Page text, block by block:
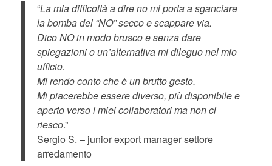
“La mia difficoltà a dire no mi porta a sganciare
la bomba del “NO” secco e scappare via.
Dico NO in modo brusco e senza dare
spiegazioni o un’alternativa mi dileguo nel mio
ufficio.
Mi rendo conto che è un brutto gesto.
Mi piacerebbe essere diverso, più disponibile e
aperto verso i miei collaboratori ma non ci
riesco.”
Sergio S. – junior export manager settore
arredamento